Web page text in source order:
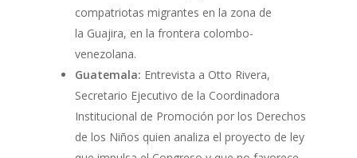
compatriotas migrantes en la zona de
la Guajira, en la frontera colombo-
venezolana.
Guatemala: Entrevista a Otto Rivera,
Secretario Ejecutivo de la Coordinadora
Institucional de Promoción por los Derechos
de los Niños quien analiza el proyecto de ley